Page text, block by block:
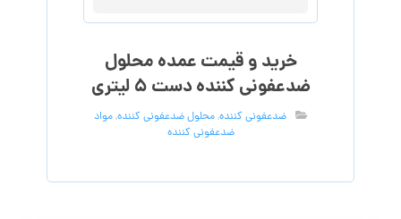
خرید و قیمت عمده محلول
ضدعفونی کننده دست ۵ لیتری
ضدعفونی کننده,محلول ضدعفونی کننده,مواد
ضدعفونی کننده